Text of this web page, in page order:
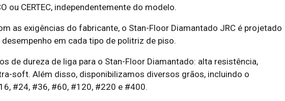
ou CERTEC, independentemente do modelo.
as exigências do fabricante, o Stan-Floor Diamantado JRC é projetado
em cada tipo de politriz de piso.
de dureza de liga para o Stan-Floor Diamantado: alta resistência,
soft. Além disso, disponibilizamos diversos grãos, incluindo o
#24, #36, #60, #120, #220 e #400.